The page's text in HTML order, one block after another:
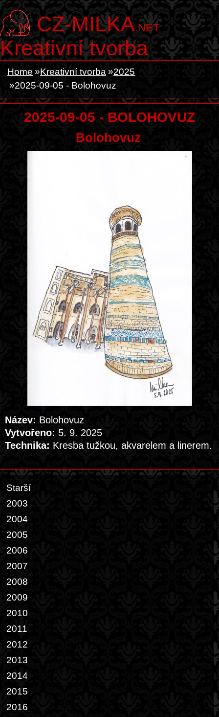
CZ-MILKA.NET
Kreativní tvorba
Home Kreativní tvorba
2025
2025-09-05 - Bolohovuz
2025-09-05 - BOLOHOVUZ
Bolohovuz
Název: Bolohovuz
Vytvořeno: 5. 9. 2025
Technika: Kresba tužkou, akvarelem a linerem.
Starší
2003
2004
2005
2006
2007
2008
2009
2010
2011
2012
2013
2014
2015
2016